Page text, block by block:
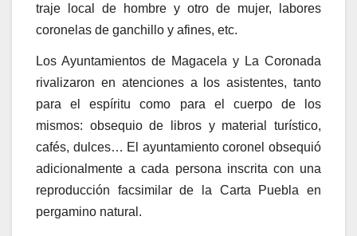
traje local de hombre y otro de mujer, labores
coronelas de ganchillo y afines, etc.
Los Ayuntamientos de Magacela y La Coronada
rivalizaron en atenciones a los asistentes, tanto
para el espíritu como para el cuerpo de los
mismos: obsequio de libros y material turístico,
cafés, dulces… El ayuntamiento coronel obsequió
adicionalmente a cada persona inscrita con una
reproducción facsimilar de la Carta Puebla en
pergamino natural.